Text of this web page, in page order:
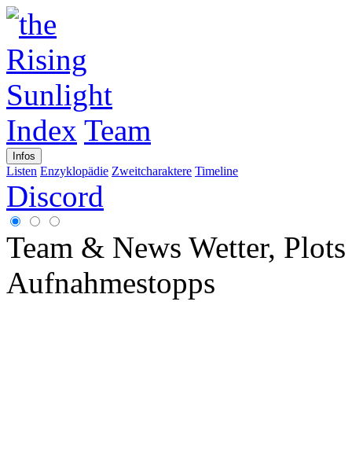
Index Team
Infos
Listen Enzyklopädie Zweitcharaktere Timeline
Discord
Team & News Wetter,
Aufnahmestopps